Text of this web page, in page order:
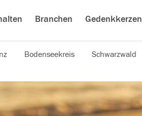
Branchen Gedenkkerzen
Bodenseekreis Schwarzwald